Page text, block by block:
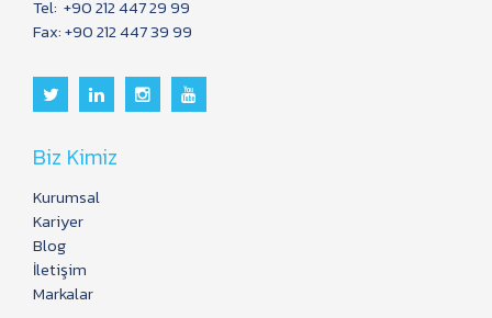
Tel: +90 212 447 29 99
Fax: +90 212 447 39 99
Biz Kimiz
Kurumsal
Kariyer
Blog
İletişim
Markalar